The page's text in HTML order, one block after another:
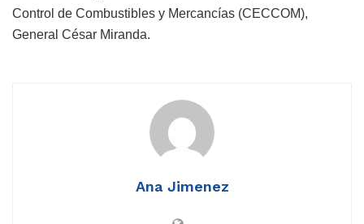
Control de Combustibles y Mercancías (CECCOM),
General César Miranda.
Ana Jimenez